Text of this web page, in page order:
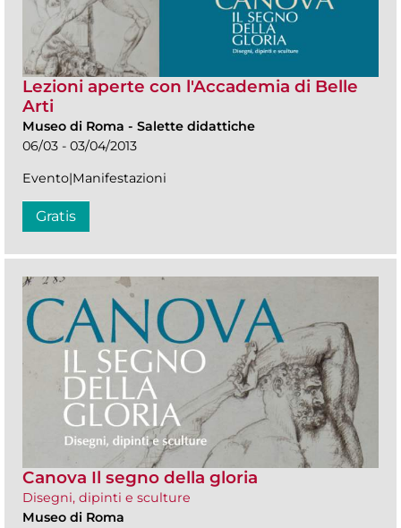
Lezioni aperte con l'Accademia di Belle
Arti
Museo di Roma - Salette didattiche
06/03 - 03/04/2013
Evento|Manifestazioni
Gratis
Canova Il segno della gloria
Disegni, dipinti e sculture
Museo di Roma